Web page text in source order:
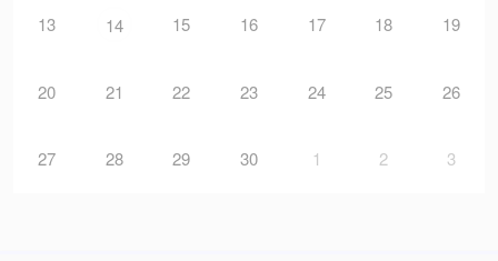
13 14 15 16 17 18 19
20 21 22 23 24 25 26
27 28 29 30 1 2 3